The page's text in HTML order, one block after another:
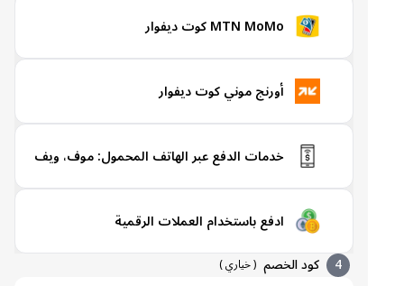
MTN MoMo كوت ديفوار
أورنج موني كوت ديفوار
خدمات الدفع عبر الهاتف المحمول: موف، ويف
ادفع باستخدام العملات الرقمية
كود الخصم (خياري )